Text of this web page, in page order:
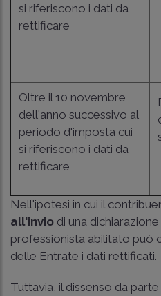
si riferiscono i dati da
rettificare
Oltre il 10 novembre
dell'anno successivo al
periodo d'imposta cui
si riferiscono i dati da
rettificare
Nell'ipotesi in cui il
all'invio di una
professionista abilitato può
delle Entrate i dati rettificati.
Tuttavia, il dissenso da